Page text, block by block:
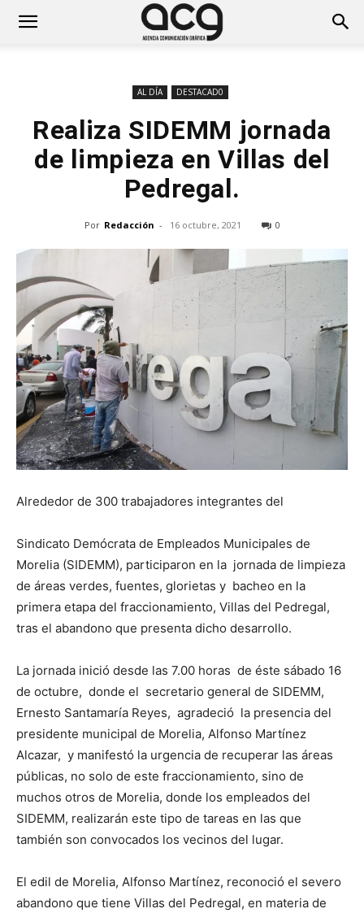
AL DÍA DESTACAD0
Realiza SIDEMM jornada
de limpieza en Villas del
Pedregal.
Por Redacción - 16 octubre, 2021 0
Alrededor de 300 trabajadores integrantes del
Sindicato Demócrata de Empleados Municipales de
Morelia (SIDEMM), participaron en la jornada de limpieza
de áreas verdes, fuentes, glorietas y bacheo en la
primera etapa del fraccionamiento, Villas del Pedregal,
tras el abandono que presenta dicho desarrollo.
La jornada inició desde las 7.00 horas de éste sábado 16
de octubre, donde el secretario general de SIDEMM,
Ernesto Santamaría Reyes, agradeció la presencia del
presidente municipal de Morelia, Alfonso Martínez
Alcazar, y manifestó la urgencia de recuperar las áreas
públicas, no solo de este fraccionamiento, sino de
muchos otros de Morelia, donde los empleados del
SIDEMM, realizarán este tipo de tareas en las que
también son convocados los vecinos del lugar.
El edil de Morelia, Alfonso Martínez, reconoció el severo
abandono que tiene Villas del Pedregal, en materia de